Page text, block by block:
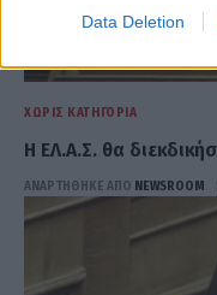
Data Deletion
ΧΩΡΊΣ ΚΑΤΗΓΟΡΊΑ
Η ΕΛ.Α.Σ. θα
ΑΝΑΡΤΗΘΗΚΕ ΑΠΟ NEWSROOM